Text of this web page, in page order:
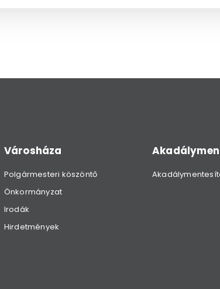
Városháza
Polgármesteri köszöntő
Önkormányzat
Irodák
Hirdetmények